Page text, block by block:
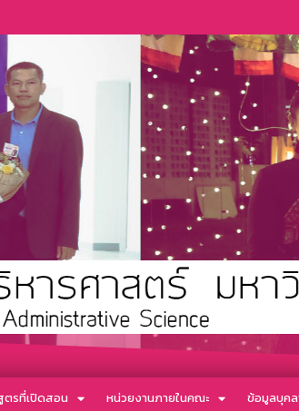
ตรที่เปิดสอน หน่วยงานภายในคณะ ข้อมูลบุคล